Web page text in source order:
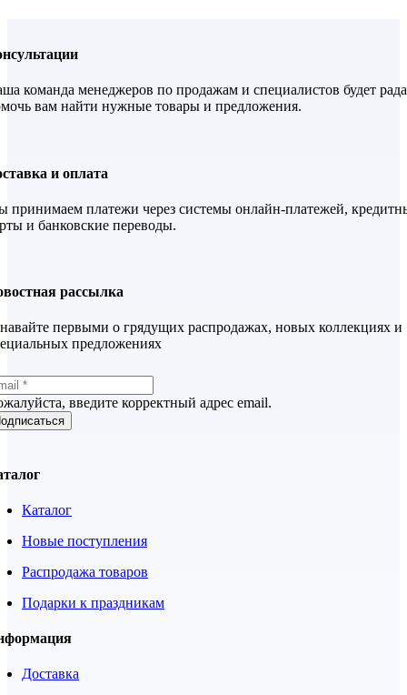
команда менеджеров по продажам и специалистов будет рада
вам найти нужные товары и предложения.
и оплата
принимаем платежи через системы онлайн-платежей,
и банковские переводы.
рассылка
первыми о грядущих распродажах, новых коллекциях и
предложениях
введите корректный адрес email.
Каталог
Новые поступления
Распродажа товаров
Подарки к праздникам
Доставка